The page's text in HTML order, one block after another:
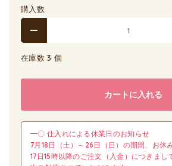
購入数
在庫数 3 個
カートに入れる
━〇 仕入れによる休業日のお知らせ
7月18日（土）～26日（日）の期間、お休
17日15時以降のご注文（入金）につきまし